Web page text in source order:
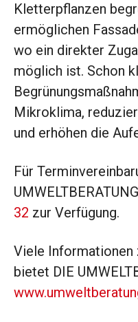
Kletterpflanzen
ermöglichen
wo ein direkter
möglich ist. Schon
Mikroklima,
und erhöhen die
Für
32 zur Verfügung.
Viele Informationen
bietet DIE